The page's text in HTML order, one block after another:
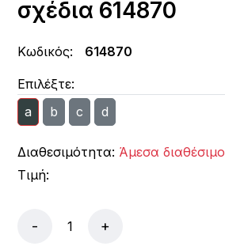
σχέδια 614870
Κωδικός: 614870
Επιλέξτε:
a
b c d
Διαθεσιμότητα: Άμεσα διαθέσιμο
Τιμή:
- +